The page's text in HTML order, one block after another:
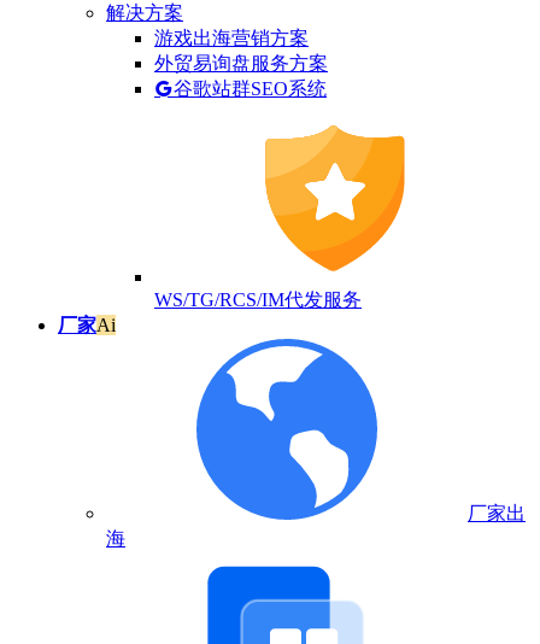
解决方案
游戏出海营销方案
外贸易询盘服务方案
谷歌站群SEO系统
WS/TG/RCS/IM代发服务
厂家Ai
厂家出
海